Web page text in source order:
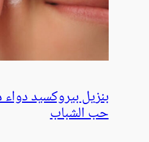
بنزيل بيروكسيد
حب الشباب